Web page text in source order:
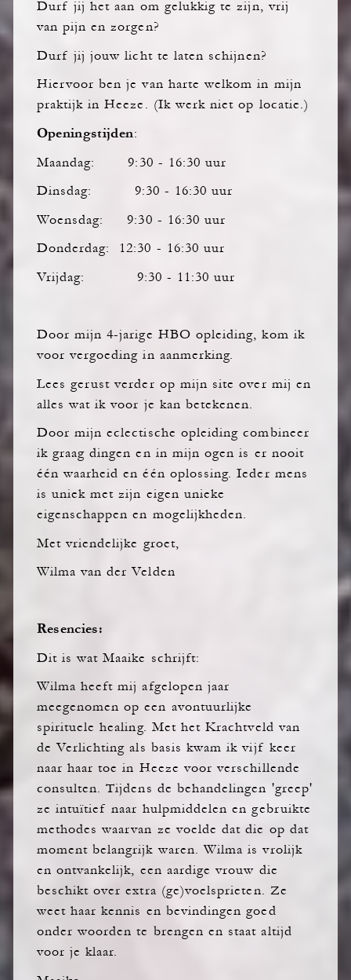
Durf jij het aan om gelukkig te zijn, vrij
van pijn en zorgen?
Durf jij jouw licht te laten schijnen?
Hiervoor ben je van harte welkom in mijn
praktijk in Heeze. (Ik werk niet op locatie.)
Openingstijden:
Maandag: 9:30 - 16:30 uur
Dinsdag: 9:30 - 16:30 uur
Woensdag: 9:30 - 16:30 uur
Donderdag: 12:30 - 16:30 uur
Vrijdag: 9:30 - 11:30 uur
Door mijn 4-jarige HBO opleiding, kom ik
voor vergoeding in aanmerking.
Lees gerust verder op mijn site over mij en
alles wat ik voor je kan betekenen.
Door mijn eclectische opleiding combineer
ik graag dingen en in mijn ogen is er nooit
één waarheid en één oplossing. Ieder mens
is uniek met zijn eigen unieke
eigenschappen en mogelijkheden.
Met vriendelijke groet,
Wilma van der Velden
Resencies:
Dit is wat Maaike schrijft:
Wilma heeft mij afgelopen jaar
meegenomen op een avontuurlijke
spirituele healing. Met het Krachtveld van
de Verlichting als basis kwam ik vijf keer
naar haar toe in Heeze voor verschillende
consulten. Tijdens de behandelingen 'greep'
ze intuïtief naar hulpmiddelen en gebruikte
methodes waarvan ze voelde dat die op dat
moment belangrijk waren. Wilma is vrolijk
en ontvankelijk, een aardige vrouw die
beschikt over extra (ge)voelsprieten. Ze
weet haar kennis en bevindingen goed
onder woorden te brengen en staat altijd
voor je klaar.